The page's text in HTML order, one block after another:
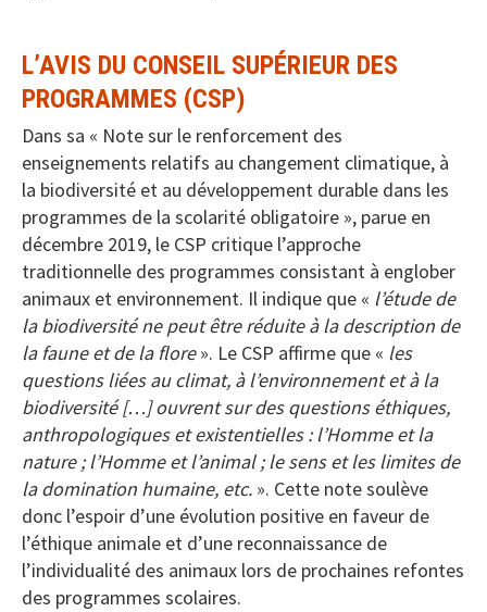
L’AVIS DU CONSEIL SUPÉRIEUR DES
PROGRAMMES (CSP)
Dans sa « Note sur le renforcement des
enseignements relatifs au changement climatique, à
la biodiversité et au développement durable dans les
programmes de la scolarité obligatoire », parue en
décembre 2019, le CSP critique l’approche
traditionnelle des programmes consistant à englober
animaux et environnement. Il indique que « l’étude de
la biodiversité ne peut être réduite à la description de
la faune et de la flore». Le CSP affirme que « les
questions liées au climat, à l’environnement et à la
biodiversité […] ouvrent sur des questions éthiques,
anthropologiques et existentielles : l’Homme et la
nature ; l’Homme et l’animal ; le sens et les limites de
la domination humaine, etc. ». Cette note soulève
donc l’espoir d’une évolution positive en faveur de
l’éthique animale et d’une reconnaissance de
l’individualité des animaux lors de prochaines refontes
des programmes scolaires.